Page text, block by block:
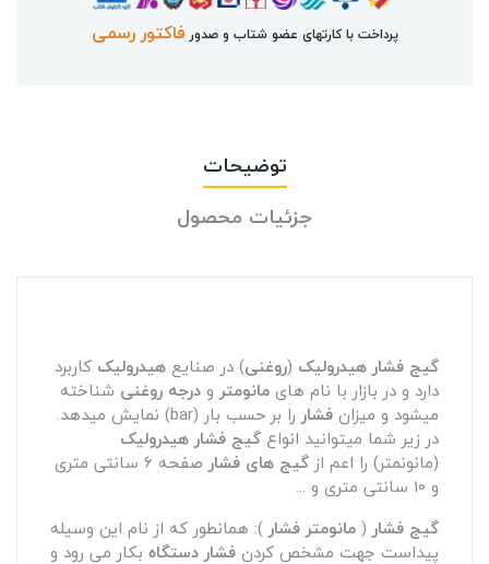
پرداخت با کارتهای عضو شتاب و صدور فاکتور رسمی
توضیحات
جزئیات محصول
گیج فشار هیدرولیک (روغنی) در صنایع هیدرولیک کاربرد
دارد و در بازار با نام های مانومترو درجه روغنی شناخته
میشود و میزان فشار
را بر حسب بار (bar) نمایش میدهد.
در زیر شما میتوانید انواع گیج فشار هیدرولیک
(مانونمتر) را اعم از گیج های فشار
صفحه 6 سانتی متری
و 10 سانتی متری و ...
گیج فشار(مانومتر فشار): همانطور که از نام این وسیله
پیداست جهت مشخص کردن فشار دستگاه بکار می رود و